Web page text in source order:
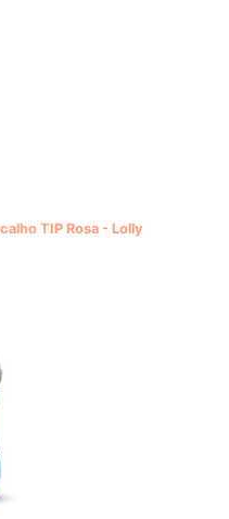
TIP Rosa - Lolly